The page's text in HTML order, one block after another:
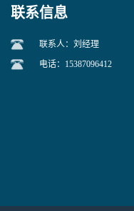
联系信息
联系人：刘经理
电话：15387096412